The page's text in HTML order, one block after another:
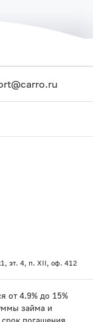
эт. 4, п. XII, оф. 412
от 4.9% до 15%
займа и
погашения